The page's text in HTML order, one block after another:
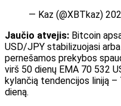
— Kaz (@XBTkaz)
Jaučio atvejis: Bitcoin
USD/JPY stabilizuojasi
pernešamos prekybos
virš 50 dienų EMA 70 532
kylančią tendencijos liniją –
dieną.